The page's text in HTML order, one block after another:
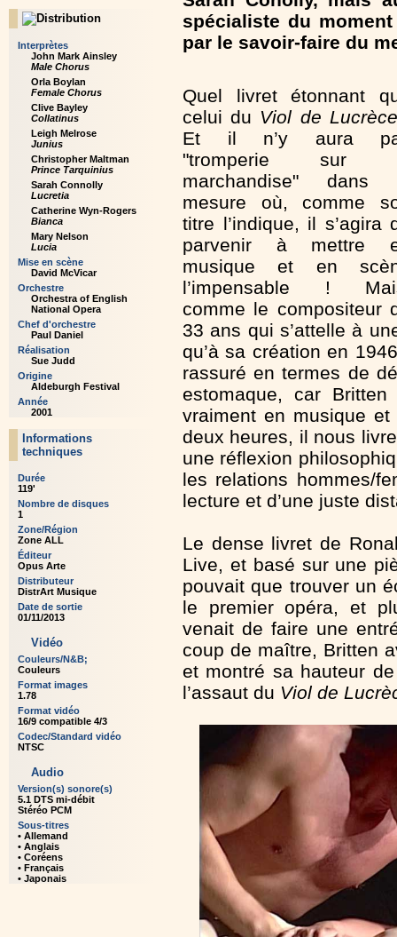
Interprètes
John Mark Ainsley
Male Chorus
Orla Boylan
Female Chorus
Clive Bayley
Collatinus
Leigh Melrose
Junius
Christopher Maltman
Prince Tarquinius
Sarah Connolly
Lucretia
Catherine Wyn-Rogers
Bianca
Mary Nelson
Lucia
Mise en scène
David McVicar
Orchestre
Orchestra of English
National Opera
Chef d'orchestre
Paul Daniel
Réalisation
Sue Judd
Origine
Aldeburgh Festival
Année
2001
Informations
techniques
Durée
119'
Nombre de disques
1
Zone/Région
Zone ALL
Éditeur
Opus Arte
Distributeur
DistrArt Musique
Date de sortie
01/11/2013
Vidéo
Couleurs/N&B;
Couleurs
Format images
1.78
Format vidéo
16/9 compatible 4/3
Codec/Standard vidéo
NTSC
Audio
Version(s) sonore(s)
5.1 DTS mi-débit
Stéréo PCM
Sous-titres
• Allemand
• Anglais
• Coréens
• Français
• Japonais
spécialiste du
par le savoir-faire du
Quel livret étonnant
celui du Viol de Lucrèce
Et il n’y aura
"tromperie sur
marchandise" dans
mesure où, comme
titre l’indique, il s’agira
parvenir à mettre
musique et en
l’impensable !
comme le compositeur
33 ans qui s’attelle à
qu’à sa création en
rassuré en termes de
estomaque, car
vraiment en musique
deux heures, il nous
une réflexion
les relations hommes/
lecture et d’une juste
Le dense livret de
Live, et basé sur une
pouvait que trouver un
le premier opéra, et
venait de faire une
coup de maître, Britten
et montré sa hauteur
l’assaut du Viol de